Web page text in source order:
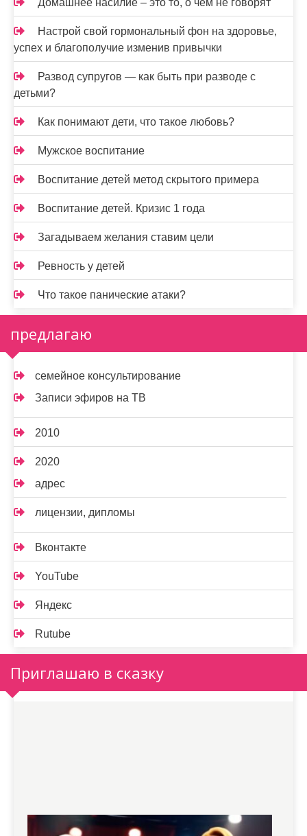
Домашнее насилие – это то, о чем не говорят
Настрой свой гормональный фон на здоровье,
успех и благополучие изменив привычки
Развод супругов — как быть при разводе с
детьми?
Как понимают дети, что такое любовь?
Мужское воспитание
Воспитание детей метод скрытого примера
Воспитание детей. Кризис 1 года
Загадываем желания ставим цели
Ревность у детей
Что такое панические атаки?
предлагаю
семейное консультирование
Записи эфиров на ТВ
2010
2020
адрес
лицензии, дипломы
Вконтакте
YouTube
Яндекс
Rutube
Приглашаю в сказку